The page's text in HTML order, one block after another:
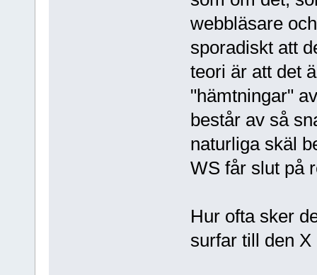
webbläsare
sporadiskt att
teori är att det
"hämtningar"
består av så
naturliga skäl
WS får slut på
Hur ofta sker
surfar till den